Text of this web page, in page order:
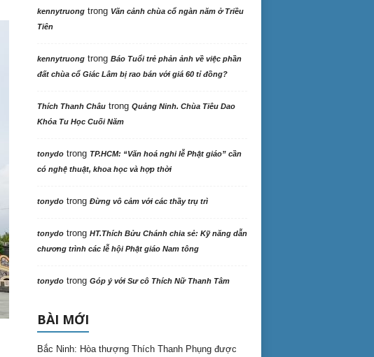
kennytruongtrong Vãn cảnh chùa cổ ngàn năm ở Triều
Tiên
kennytruongtrong Báo Tuổi trẻ phản ảnh về việc phần
đất chùa cổ Giác Lâm bị rao bán với giá 60 tỉ đồng?
Thích Thanh Châutrong Quảng Ninh. Chùa Tiêu Dao
Khóa Tu Học Cuối Năm
tonydotrong TP.HCM: “Văn hoá nghi lễ Phật giáo” cần
có nghệ thuật, khoa học và hợp thời
tonydotrong Đừng vô cảm với các thầy trụ trì
tonydotrong HT.Thích Bửu Chánh chia sẻ: Kỹ năng dẫn
chương trình các lễ hội Phật giáo Nam tông
tonydotrong Góp ý với Sư cô Thích Nữ Thanh Tâm
BÀI MỚI
Bắc Ninh: Hòa thượng Thích Thanh Phụng được